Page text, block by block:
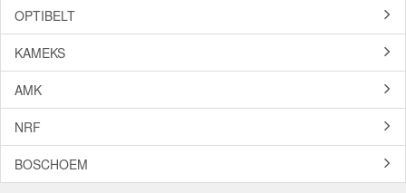
OPTIBELT
KAMEKS
AMK
NRF
BOSCHOEM